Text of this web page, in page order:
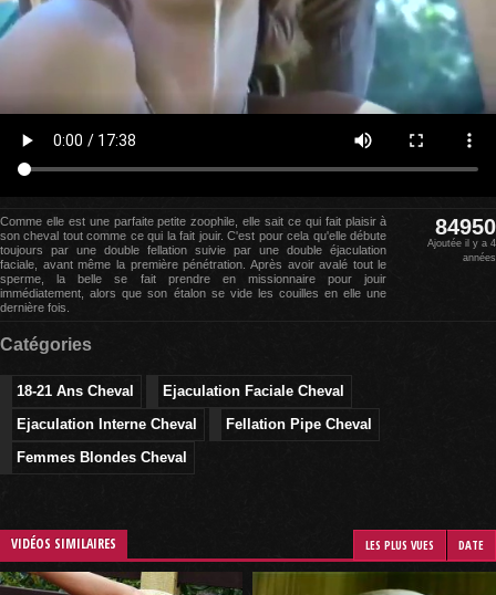
Comme elle est une parfaite petite zoophile, elle sait ce qui fait plaisir à
son cheval tout comme ce qui la fait jouir. C'est pour cela qu'elle débute
toujours par une double fellation suivie par une double éjaculation
faciale, avant même la première pénétration. Après avoir avalé tout le
sperme, la belle se fait prendre en missionnaire pour jouir
immédiatement, alors que son étalon se vide les couilles en elle une
dernière fois.
84950
Ajoutée il y a 4
années
Catégories
18-21 Ans Cheval
Ejaculation Faciale Cheval
Ejaculation Interne Cheval
Fellation Pipe Cheval
Femmes Blondes Cheval
VIDÉOS SIMILAIRES LES PLUS VUES DATE